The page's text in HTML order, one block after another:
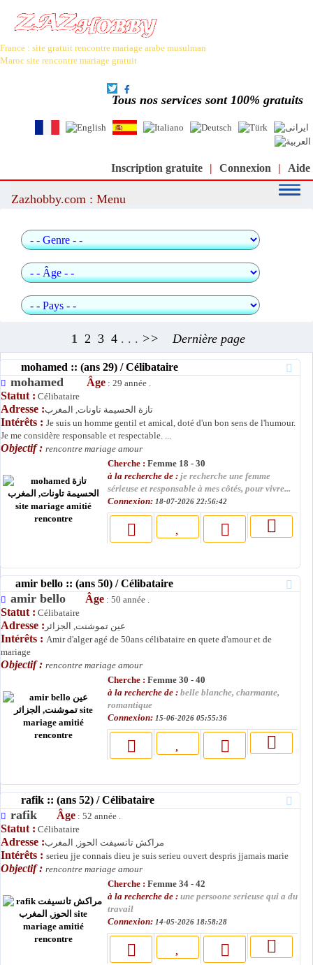
France : site gratuit rencontre mariage arabe musulman
Maroc site rencontre mariage gratuit
Tous nos services sont 100% gratuits
Inscription gratuite | Connexion | Aide
Zazhobby.com : Menu
1 2 3 4 . . . >> Dernière page
mohamed :: (ans 29) / Célibataire
mohamed Âge : 29 année .
Statut : Célibataire
Adresse :تازة الحسيمة تاونات, المغرب
Intérêts : Je suis un homme gentil et amical, doté d'un bon sens de l'humour.
Je me considère responsable et respectable. ...
Objectif : rencontre mariage amour
Cherche : Femme 18 - 30
à la recherche de : je recherche une femme
sérieuse et responsable à mes côtés, pour vivre...
Connexion: 18-07-2026 22:56:42
amir bello :: (ans 50) / Célibataire
amir bello Âge : 50 année .
Statut : Célibataire
Adresse : عين تموشنت, الجزائر
Intérêts : Amir d'alger agé de 50ans célibataire en quete d'amour et de
mariage
Objectif : rencontre mariage amour
Cherche : Femme 30 - 40
à la recherche de : belle blanche, charmante,
romantique
Connexion: 15-06-2026 05:55:36
rafik :: (ans 52) / Célibataire
rafik Âge : 52 année .
Statut : Célibataire
Adresse :مراكش تانسيفت الحوز, المغرب
Intérêts : serieu jje connais dieu je suis serieu ouvert despris jjamais marie
Objectif : rencontre mariage amour
Cherche : Femme 34 - 42
à la recherche de : une persoone serieuse qui a du
travail
Connexion: 14-05-2026 18:58:28